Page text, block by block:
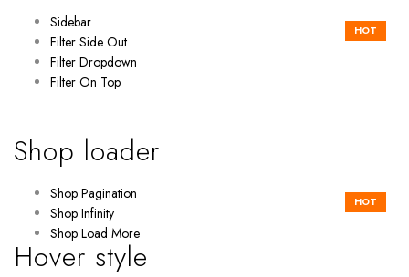
Sidebar
Filter Side Out
HOT
Filter Dropdown
Filter On Top
Shop loader
Shop Pagination
Shop Infinity
HOT
Shop Load More
Hover style